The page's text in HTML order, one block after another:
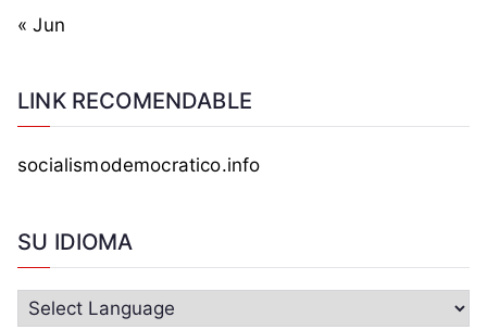
« Jun
LINK RECOMENDABLE
socialismodemocratico.info
SU IDIOMA